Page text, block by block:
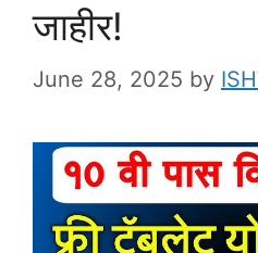
जाहीर!
June 28, 2025 by